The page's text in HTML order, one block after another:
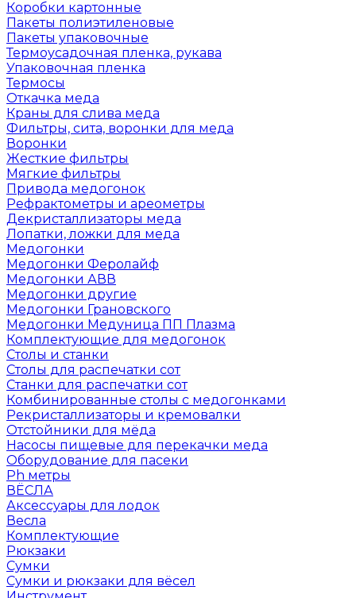
Коробки картонные
Пакеты полиэтиленовые
Пакеты упаковочные
Термоусадочная пленка, рукава
Упаковочная пленка
Термосы
Откачка меда
Краны для слива меда
Фильтры, сита, воронки для меда
Воронки
Жесткие фильтры
Мягкие фильтры
Привода медогонок
Рефрактометры и ареометры
Декристаллизаторы меда
Лопатки, ложки для меда
Медогонки
Медогонки Феролайф
Медогонки АВВ
Медогонки другие
Медогонки Грановского
Медогонки Медуница ПП Плазма
Комплектующие для медогонок
Столы и станки
Столы для распечатки сот
Станки для распечатки сот
Комбинированные столы с медогонками
Рекристаллизаторы и кремовалки
Отстойники для мёда
Насосы пищевые для перекачки меда
Оборудование для пасеки
Ph метры
ВЁСЛА
Аксессуары для лодок
Весла
Комплектующие
Рюкзаки
Сумки
Сумки и рюкзаки для вёсел